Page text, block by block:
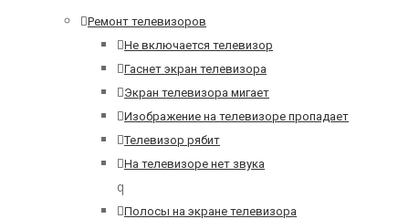
Ремонт телевизоров
Не включается телевизор
Гаснет экран телевизора
Экран телевизора мигает
Изображение на телевизоре пропадает
Телевизор рябит
На телевизоре нет звука
q
Полосы на экране телевизора